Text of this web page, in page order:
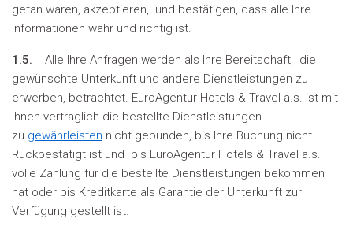
getan waren, akzeptieren, und bestätigen, dass alle Ihre
Informationen wahr und richtig ist.
1.5. Alle Ihre Anfragen werden als Ihre Bereitschaft, die
gewünschte Unterkunft und andere Dienstleistungen zu
erwerben, betrachtet. EuroAgentur Hotels & Travel a.s. ist mit
Ihnen vertraglich die bestellte Dienstleistungen
zu gewährleisten nicht gebunden, bis Ihre Buchung nicht
Rückbestätigt ist und bis EuroAgentur Hotels & Travel a.s.
volle Zahlung für die bestellte Dienstleistungen bekommen
hat oder bis Kreditkarte als Garantie der Unterkunft zur
Verfügung gestellt ist.